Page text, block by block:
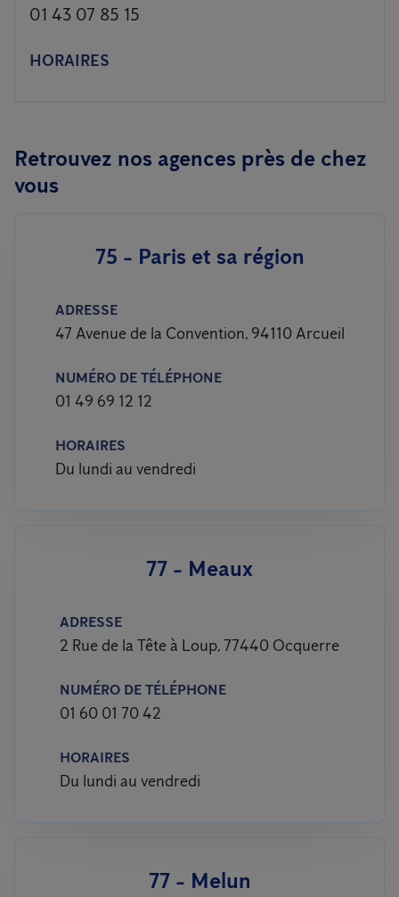
01 43 07 85 15
HORAIRES
Retrouvez nos agences près de chez
vous
75 - Paris et sa région
ADRESSE
47 Avenue de la Convention, 94110 Arcueil
NUMÉRO DE TÉLÉPHONE
01 49 69 12 12
HORAIRES
Du lundi au vendredi
77 - Meaux
ADRESSE
2 Rue de la Tête à Loup, 77440 Ocquerre
NUMÉRO DE TÉLÉPHONE
01 60 01 70 42
HORAIRES
Du lundi au vendredi
77 - Melun